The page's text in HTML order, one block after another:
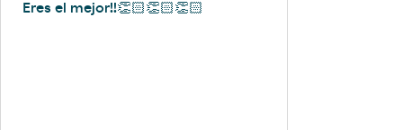
Eres el mejor!!👏🏻👏🏻👏🏻